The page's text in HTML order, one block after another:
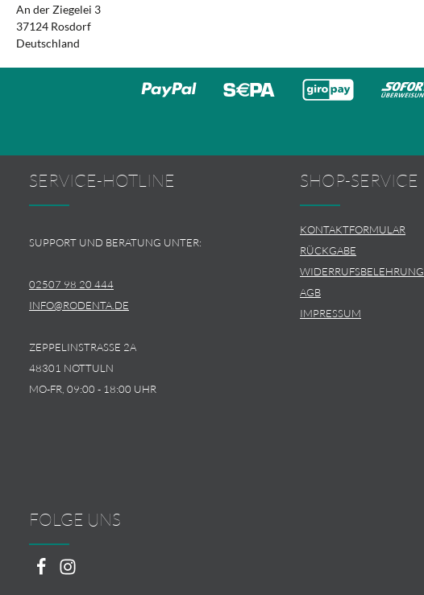
An der Ziegelei 3
37124 Rosdorf
Deutschland
SERVICE-HOTLINE
SUPPORT UND BERATUNG UNTER:
02507 98 20 444
INFO@RODENTA.DE
ZEPPELINSTRASSE 2A
48301 NOTTULN
MO-FR, 09:00 - 18:00 UHR
SHOP-SERVICE
KONTAKTFORMULAR
RÜCKGABE
WIDERRUFSBELEHRUNG
AGB
IMPRESSUM
FOLGE UNS